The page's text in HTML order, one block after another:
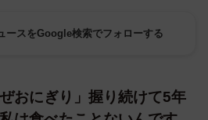
ースをGoogle検索でフォローする
おにぎり」握り続けて5年